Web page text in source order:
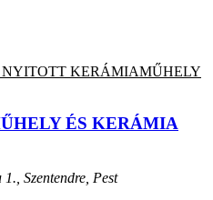
NYITOTT KERÁMIAMŰHELY
ÉS KERÁMIA
Szentendre, Pest